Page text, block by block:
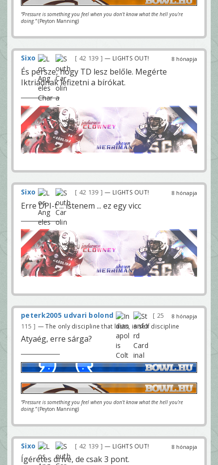
“Pressure is something you feel when you don't know what the hell you're
doing.”(Peyton Manning)
8 hónapja
Sixo 42 139 — LIGHTS OUT!
És persze, hogy TD lesz belőle. Megérte
Iktriadnak lefizetni a bírókat.
8 hónapja
Sixo 42 139 — LIGHTS OUT!
Erre DPI-t ... istenem ... ez egy vicc
8 hónapja
peterk2005 udvari bolond
25
115
— The only discipline that lasts, is self discipline
Atyaég, erre sárga?
“Pressure is something you feel when you don't know what the hell you're
doing.”(Peyton Manning)
8 hónapja
Sixo 42 139 — LIGHTS OUT!
Ígéretes drive, de csak 3 pont.